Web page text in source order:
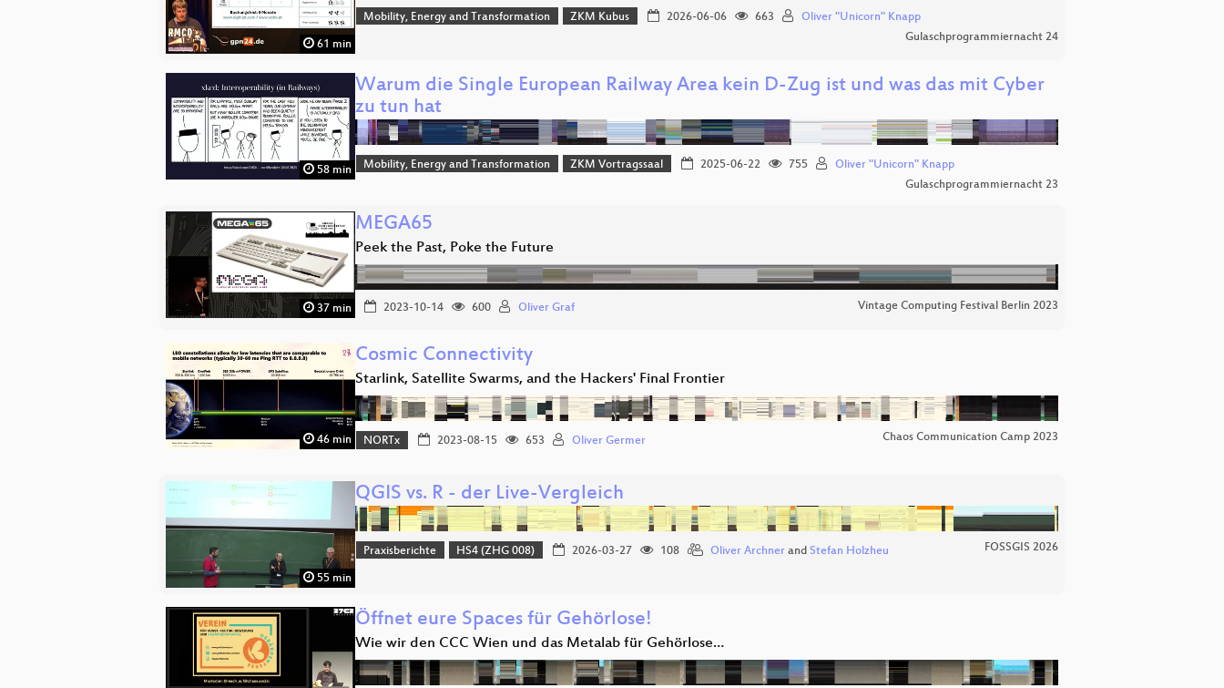
61 min
Mobility, Energy and Transformation ZKM Kubus 2026-06-06 663
Oliver "Unicorn" Knapp
Gulaschprogrammiernacht 24
58 min
Warum die Single European Railway Area kein D-Zug ist und was das mit Cyber
zu tun hat
Mobility, Energy and Transformation ZKM Vortragssaal 2025-06-22 755
Oliver "Unicorn" Knapp
Gulaschprogrammiernacht 23
37 min
MEGA65
Peek the Past, Poke the Future
2023-10-14 600 Oliver Graf Vintage Computing Festival Berlin 2023
46 min
Cosmic Connectivity
Starlink, Satellite Swarms, and the Hackers' Final Frontier
NORTx 2023-08-15 653 Oliver Germer Chaos Communication Camp 2023
55 min
QGIS vs. R - der Live-Vergleich
Praxisberichte HS4 (ZHG 008) 2026-03-27 108 Oliver Archnerand Stefan Holzheu FOSSGIS 2026
Öffnet eure Spaces für Gehörlose!
Wie wir den CCC Wien und das Metalab für Gehörlose…